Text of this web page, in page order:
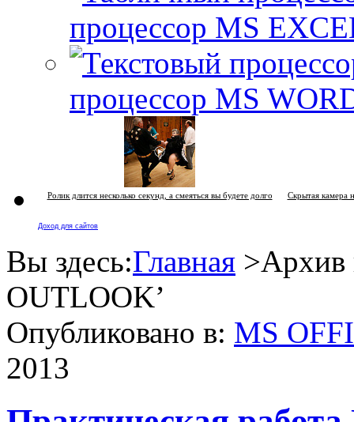
процессор MS
процессор MS
Ролик длится несколько секунд, а смеяться вы будете долго Скрытая камера
Доход для сайтов
Вы здесь:Главная >Архив
OUTLOOK’
Опубликовано в: MS
2013